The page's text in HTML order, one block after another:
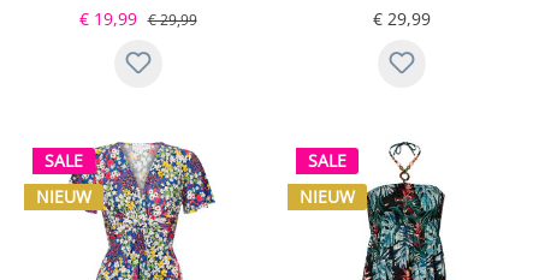
Blauw Goud
€ 19,99 € 29,99
€ 29,99
SALE
NIEUW
SALE
NIEUW